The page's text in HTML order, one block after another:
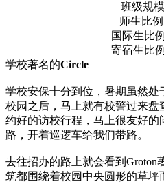
班级规
师生比
国际生比
寄宿生比
学校著名的Circle
学校安保十分到位，暑期虽然处
校园之后，马上就有校警过来
约好的访校行程，马上很友好的
路，开着巡逻车给我们带路。
去往招办的路上就会看到Groton
筑都围绕着校园中央圆形的草